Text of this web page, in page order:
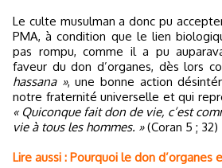
Le culte musulman a donc pu
PMA, à condition que le lien
pas rompu, comme il a pu
faveur du don d’organes, dès lors
hassana », une bonne action
notre fraternité universelle et qui
« Quiconque fait don de vie, c’est
vie à tous les hommes. »(Coran 5 ; 32)
Lire aussi : Pourquoi le don d’organes